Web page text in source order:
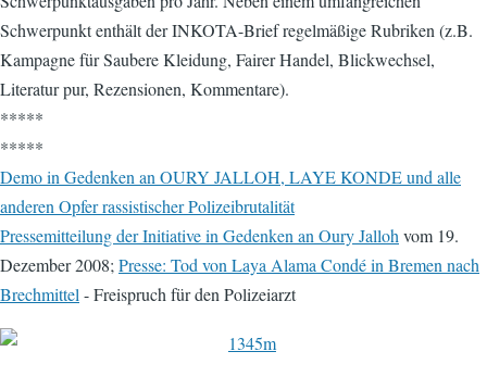
Schwerpunkt enthält der INKOTA-Brief regelmäßige Rubriken (z.B.
Kampagne für Saubere Kleidung, Fairer Handel, Blickwechsel,
Literatur pur, Rezensionen, Kommentare).
*****
*****
Demo in Gedenken an OURY JALLOH, LAYE KONDE und alle
anderen Opfer rassistischer Polizeibrutalität
Pressemitteilung der Initiative in Gedenken an Oury Jalloh vom 19.
Dezember 2008; Presse: Tod von Laya Alama Condé in Bremen nach
Brechmittel - Freispruch für den Polizeiarzt